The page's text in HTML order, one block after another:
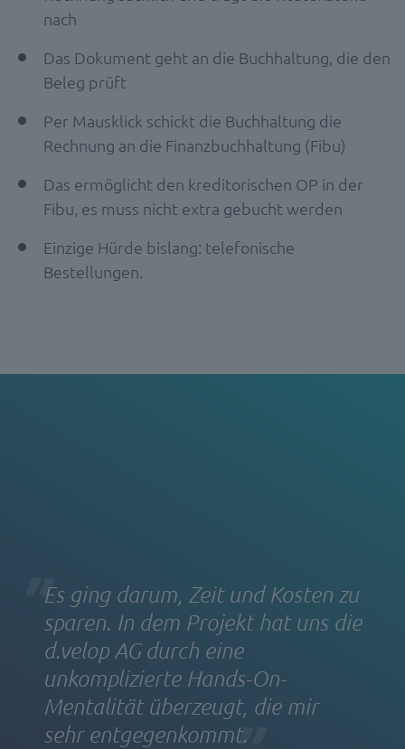
nach
Das Dokument geht an die Buchhaltung, die den
Beleg prüft
Per Mausklick schickt die Buchhaltung die
Rechnung an die Finanzbuchhaltung (Fibu)
Das ermöglicht den kreditorischen OP in der
Fibu, es muss nicht extra gebucht werden
Einzige Hürde bislang: telefonische
Bestellungen.
Es ging darum, Zeit und Kosten zu
sparen. In dem Projekt hat uns die
d.velop AG durch eine
unkomplizierte Hands-On-
Mentalität überzeugt, die mir
sehr entgegenkommt.